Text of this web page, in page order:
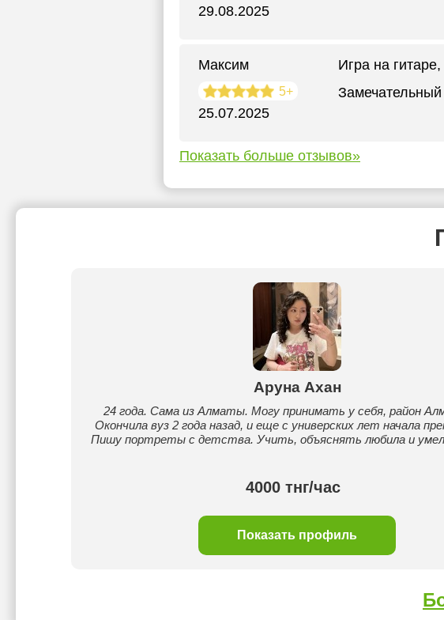
29.08.2025
Максим
5+
25.07.2025
Игра на гитаре,
Замечательный
Показать больше отзывов»
Аруна Ахан
24 года. Сама из Алматы. Могу принимать у себя, район
Окончила вуз 2 года назад, и еще с универских лет начала
Пишу портреты с детства. Учить, объяснять любила и
4000 тнг/час
Показать профиль